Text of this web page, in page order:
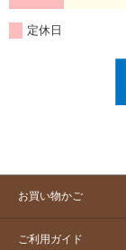
定休日
お買い物かご
ご利用ガイド